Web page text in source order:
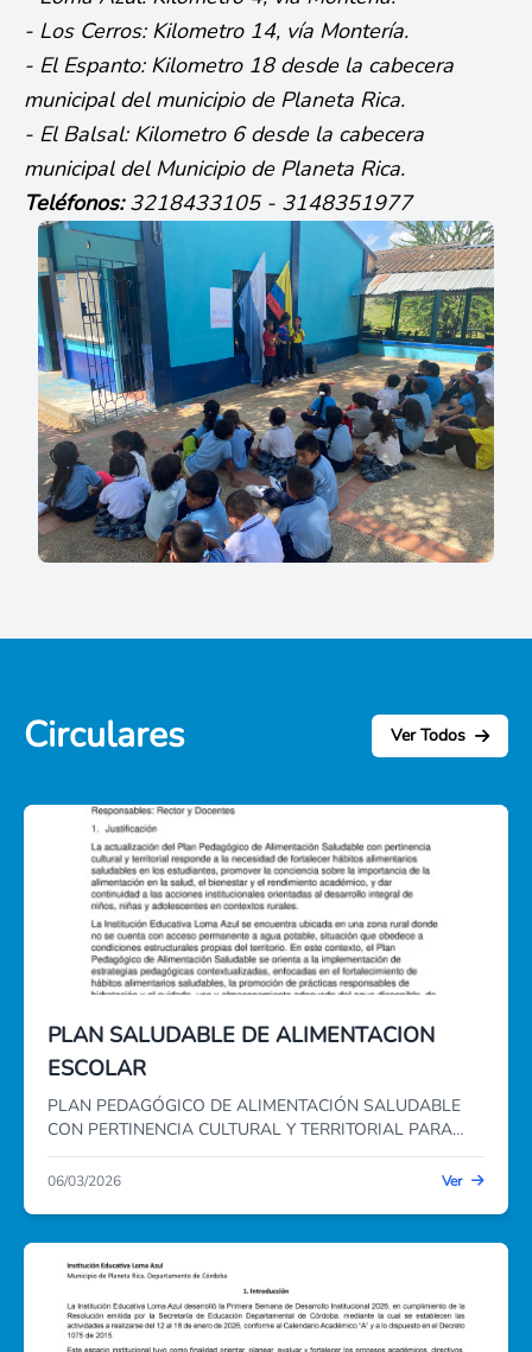
- Los Cerros: Kilometro 14, vía Montería.
- El Espanto: Kilometro 18 desde la cabecera
municipal del municipio de Planeta Rica.
- El Balsal: Kilometro 6 desde la cabecera
municipal del Municipio de Planeta Rica.
Teléfonos: 3218433105- 3148351977
Circulares Ver Todos
PLAN SALUDABLE DE ALIMENTACION
ESCOLAR
PLAN PEDAGÓGICO DE ALIMENTACIÓN SALUDABLE
CON PERTINENCIA CULTURAL Y TERRITORIAL PARA
LAS RURALIDADES
06/03/2026 Ver